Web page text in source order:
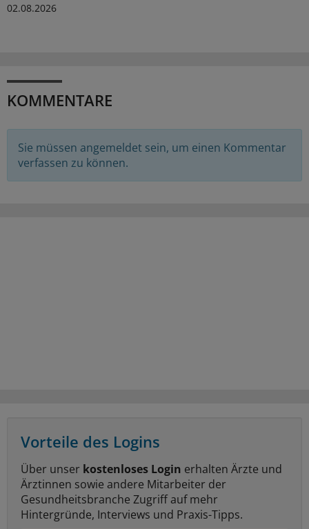
02.08.2026
KOMMENTARE
Sie müssen angemeldet sein, um einen Kommentar
verfassen zu können.
Vorteile des Logins
Über unser kostenloses Login erhalten Ärzte und
Ärztinnen sowie andere Mitarbeiter der
Gesundheitsbranche Zugriff auf mehr
Hintergründe, Interviews und Praxis-Tipps.